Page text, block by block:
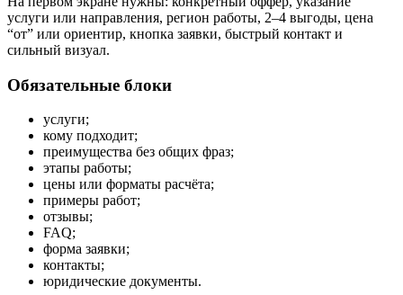
услуги или направления, регион работы, 2–4 выгоды, цена
“от” или ориентир, кнопка заявки, быстрый контакт и
сильный визуал.
Обязательные блоки
услуги;
кому подходит;
преимущества без общих фраз;
этапы работы;
цены или форматы расчёта;
примеры работ;
отзывы;
FAQ;
форма заявки;
контакты;
юридические документы.